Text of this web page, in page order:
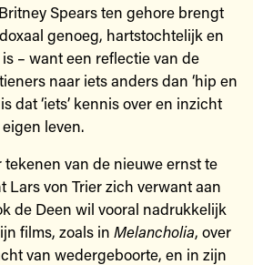
Spears ten gehore brengt
genoeg, hartstochtelijk en
– want een reflectie van de
naar iets anders dan ‘hip en
dat ‘iets’ kennis over en inzicht
leven.
tekenen van de nieuwe ernst te
Lars von Trier zich verwant aan
de Deen wil vooral nadrukkelijk
films, zoals in Melancholia, over
van wedergeboorte, en in zijn